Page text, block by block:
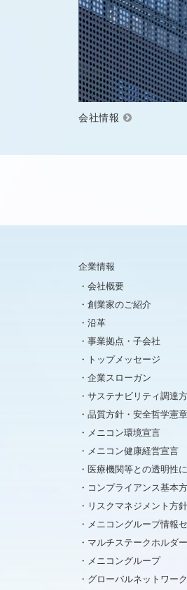
会社情報
企業情報
会社概要
創業家のご紹介
沿革
事業拠点・子会社
トップメッセージ
企業スローガン
サステナビリティ調達
品質方針・安全哲学憲
メニコン環境宣言
メニコン健康経営宣言
医療機関等との透明性
コンプライアンス基本
リスクマネジメント方針
メニコングループ情報
マルチステークホルダ
メニコングループ
グローバルネットワーク